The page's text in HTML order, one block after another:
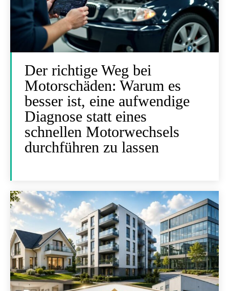
Der richtige Weg bei
Motorschäden: Warum es
besser ist, eine aufwendige
Diagnose statt eines
schnellen Motorwechsels
durchführen zu lassen